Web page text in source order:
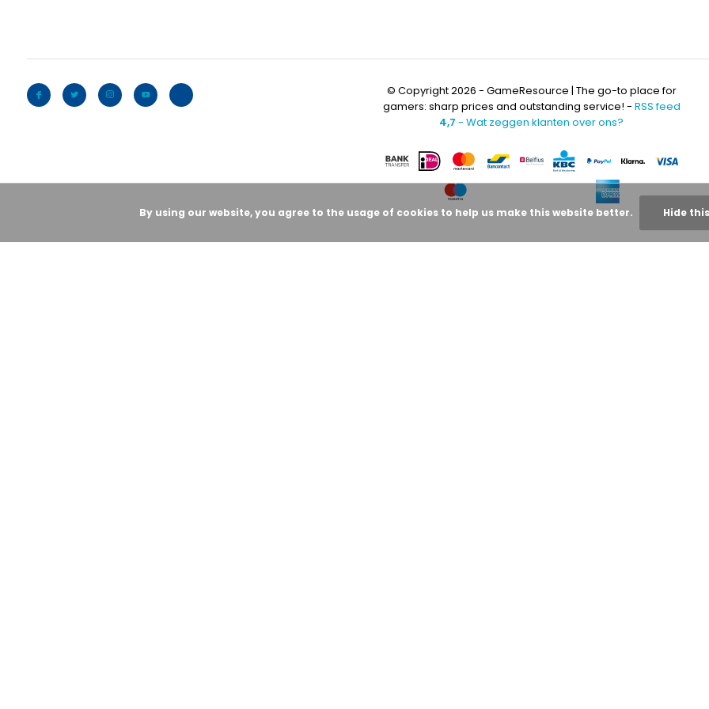
© Copyright 2026 - GameResource | The go-to place for
gamers: sharp prices and outstanding service! - RSS feed
4,7 - Wat zeggen klanten over ons?
By using our website, you agree to the usage of cookies to help us make this website better. Hide